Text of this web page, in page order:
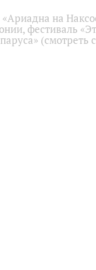
на
фестиваль
(смотреть